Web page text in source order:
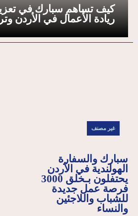
كيف تساهم سبارك في
ريادة الأعمال في الأردن
غير مصنف
سبارك والسفارة
الهولندية في الأردن
يحتفلون بـخلق 3000
فرصة عمل جديدة
للشباب واللاجئين
والنساء